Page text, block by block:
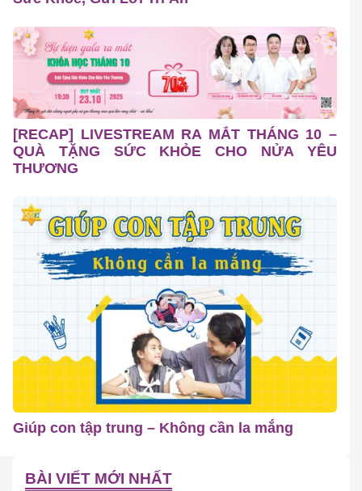
[RECAP] LIVESTREAM RA MẮT THÁNG 10 –
QUÀ TẶNG SỨC KHỎE CHO NỬA YÊU
THƯƠNG
Giúp con tập trung – Không cần la mắng
BÀI VIẾT MỚI NHẤT